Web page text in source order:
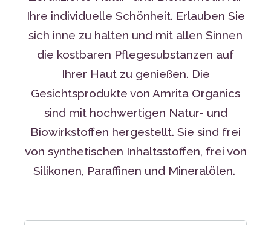
Ihre individuelle Schönheit. Erlauben Sie
sich inne zu halten und mit allen Sinnen
die kostbaren Pflegesubstanzen auf
Ihrer Haut zu genießen. Die
Gesichtsprodukte von Amrita Organics
sind mit hochwertigen Natur- und
Biowirkstoffen hergestellt. Sie sind frei
von synthetischen Inhaltsstoffen, frei von
Silikonen, Paraffinen und Mineralölen.